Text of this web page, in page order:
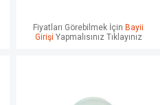
Fiyatları Görebilmek İçin Bayii
Girişi Yapmalısınız Tıklayınız